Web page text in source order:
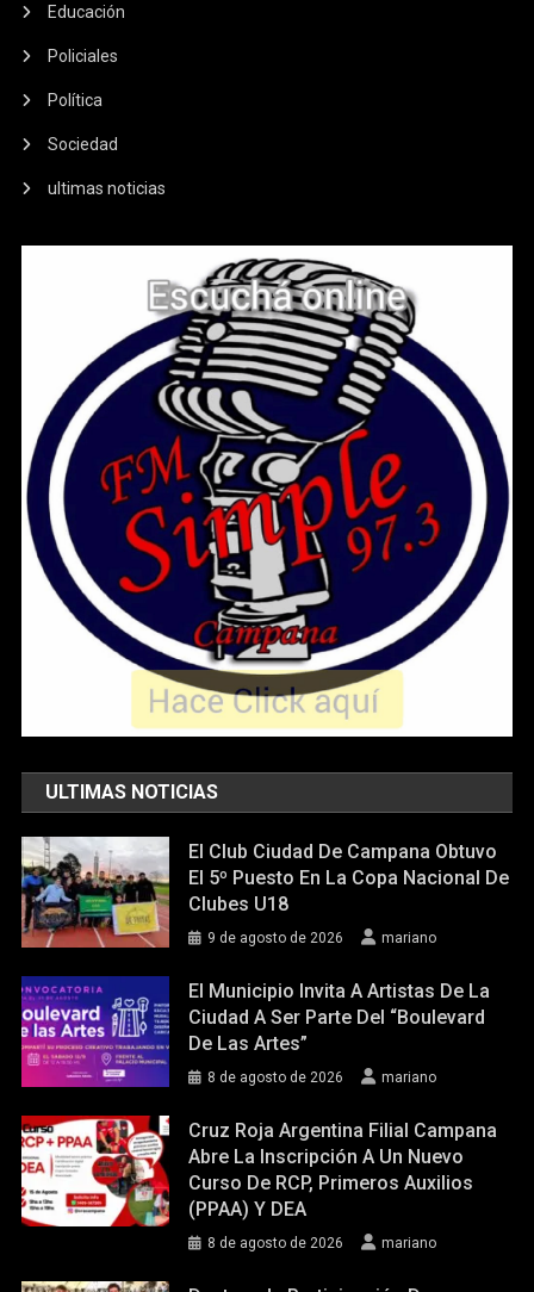
Educación
Policiales
Política
Sociedad
ultimas noticias
ULTIMAS NOTICIAS
El Club Ciudad De Campana Obtuvo
El 5º Puesto En La Copa Nacional De
Clubes U18
9 de agosto de 2026 mariano
El Municipio Invita A Artistas De La
Ciudad A Ser Parte Del “Boulevard
De Las Artes”
8 de agosto de 2026 mariano
Cruz Roja Argentina Filial Campana
Abre La Inscripción A Un Nuevo
Curso De RCP, Primeros Auxilios
(PPAA) Y DEA
8 de agosto de 2026 mariano